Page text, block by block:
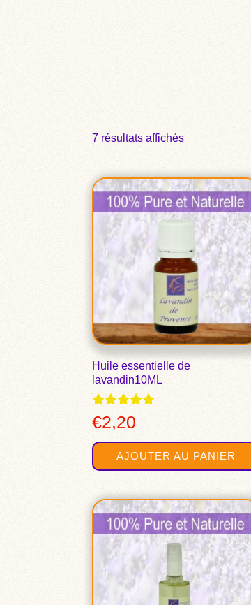
7 résultats affichés
Huile essentielle de
lavandin10ML
Note
4.89
sur 5
€2,20
AJOUTER AU PANIER